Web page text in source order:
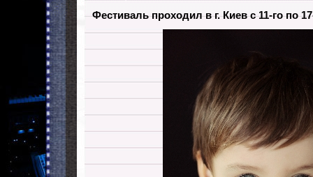
Фестиваль проходил в г. Киев с 11-го по